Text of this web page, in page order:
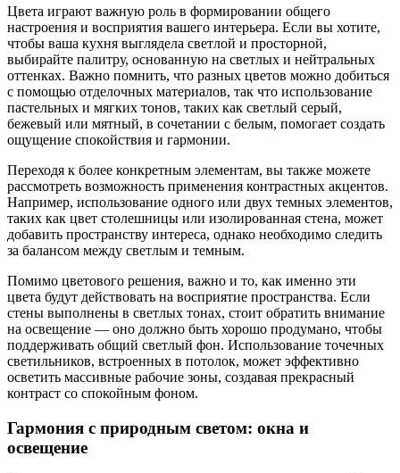
Цвета играют важную роль в формировании общего
настроения и восприятия вашего интерьера. Если вы хотите,
чтобы ваша кухня выглядела светлой и просторной,
выбирайте палитру, основанную на светлых и нейтральных
оттенках. Важно помнить, что разных цветов можно добиться
с помощью отделочных материалов, так что использование
пастельных и мягких тонов, таких как светлый серый,
бежевый или мятный, в сочетании с белым, помогает создать
ощущение спокойствия и гармонии.
Переходя к более конкретным элементам, вы также можете
рассмотреть возможность применения контрастных акцентов.
Например, использование одного или двух темных элементов,
таких как цвет столешницы или изолированная стена, может
добавить пространству интереса, однако необходимо следить
за балансом между светлым и темным.
Помимо цветового решения, важно и то, как именно эти
цвета будут действовать на восприятие пространства. Если
стены выполнены в светлых тонах, стоит обратить внимание
на освещение — оно должно быть хорошо продумано, чтобы
поддерживать общий светлый фон. Использование точечных
светильников, встроенных в потолок, может эффективно
осветить массивные рабочие зоны, создавая прекрасный
контраст со спокойным фоном.
Гармония с природным светом: окна и
освещение